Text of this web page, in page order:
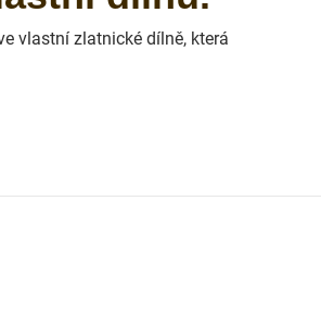
vlastní zlatnické dílně, která